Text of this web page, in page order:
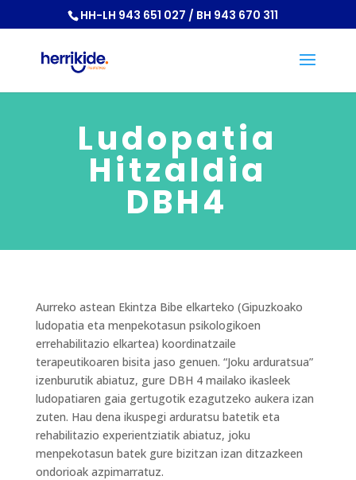
HH-LH 943 651 027 / BH 943 670 311
Ludopatia
Hitzaldia
DBH4
Aurreko astean Ekintza Bibe elkarteko (Gipuzkoako
ludopatia eta menpekotasun psikologikoen
errehabilitazio elkartea) koordinatzaile
terapeutikoaren bisita jaso genuen. “Joku arduratsua”
izenburutik abiatuz, gure DBH 4 mailako ikasleek
ludopatiaren gaia gertugotik ezagutzeko aukera izan
zuten. Hau dena ikuspegi arduratsu batetik eta
rehabilitazio experientziatik abiatuz, joku
menpekotasun batek gure bizitzan izan ditzazkeen
ondorioak azpimarratuz.